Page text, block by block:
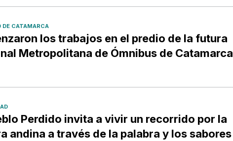
DE CATAMARCA
los trabajos en el predio de la futura
Metropolitana de Ómnibus de Catamarca
Perdido invita a vivir un recorrido por la
andina a través de la palabra y los sabores